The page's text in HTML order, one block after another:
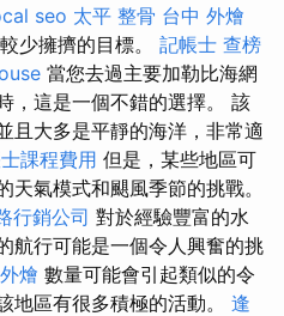
seo 太平 整骨 台中 外燴
少擁擠的目標。 記帳士 查榜
當您去過主要加勒比海網
，這是一個不錯的選擇。 該
且大多是平靜的海洋，非常適
課程費用 但是，某些地區可
氣模式和颶風季節的挑戰。
行銷公司 對於經驗豐富的水
航行可能是一個令人興奮的挑
外燴 數量可能會引起類似的令
地區有很多積極的活動。 逢